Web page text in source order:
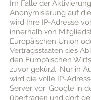
Im Falle der
Anonymisierung auf
wird Ihre IP-Adresse
innerhalb von
Europäischen Union
Vertragsstaaten des
den Europäischen
zuvor gekürzt. Nur in
wird die volle IP-
Server von Google in
übertragen und dort